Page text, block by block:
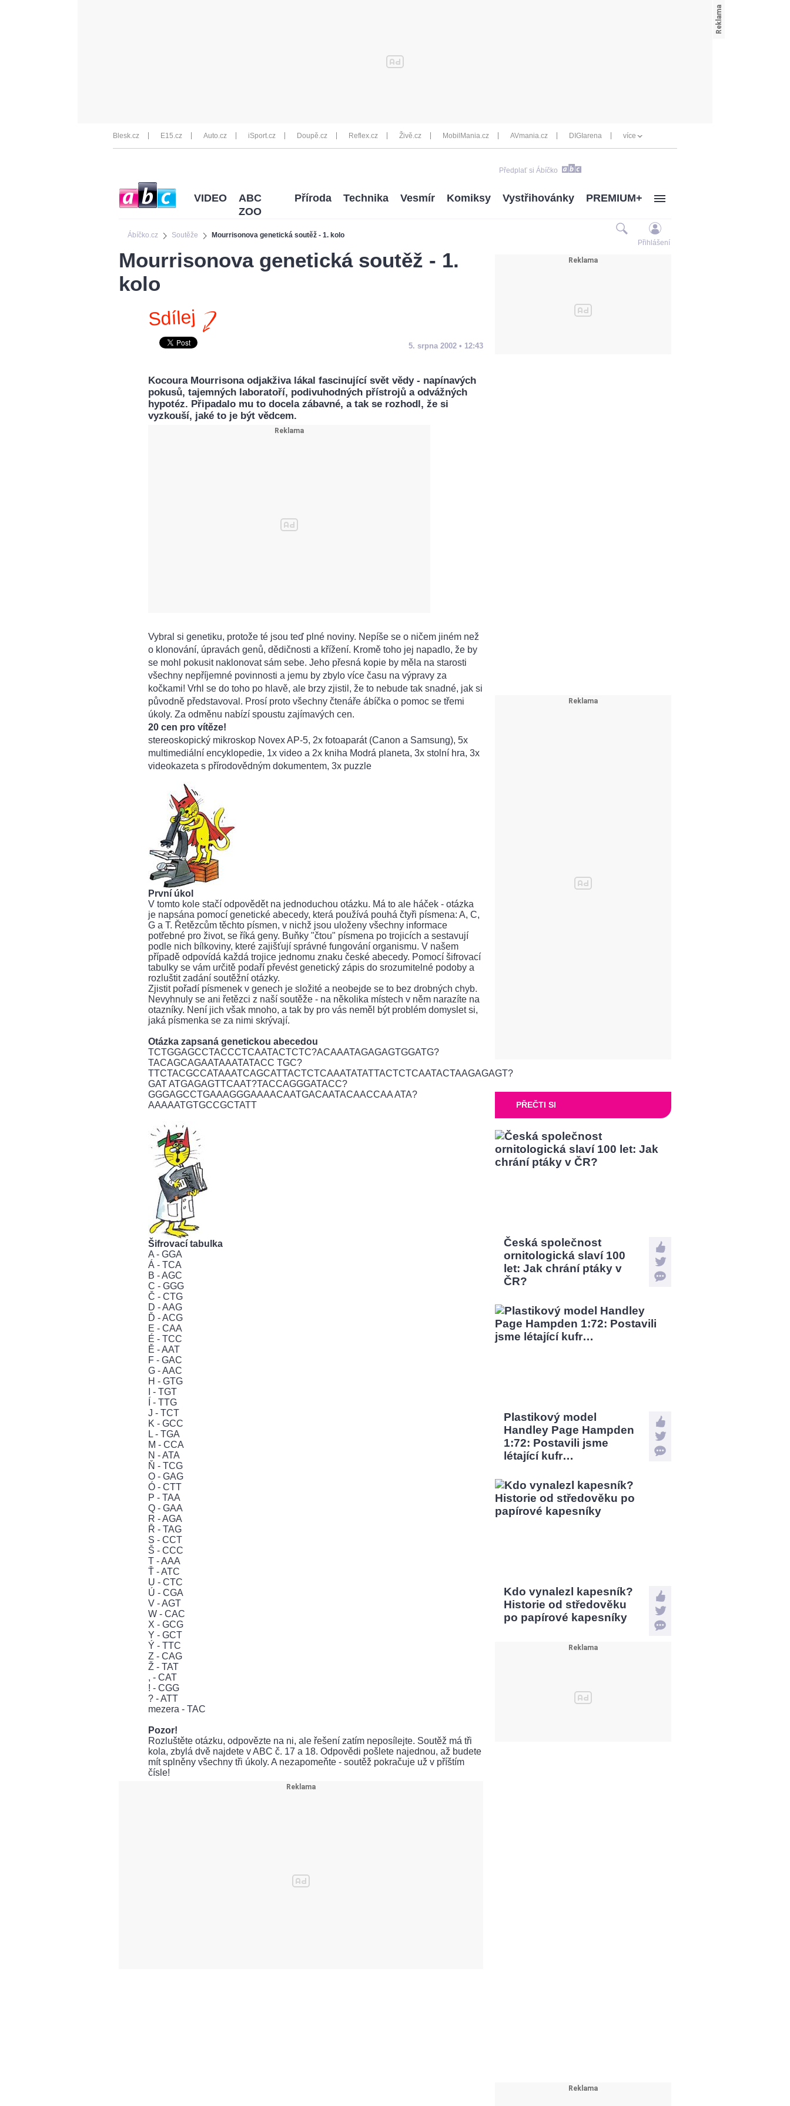
Blesk.cz E15.cz Auto.cz iSport.cz Doupě.cz Reflex.cz Živě.cz MobilMania.cz AVmania.cz DIGIarena více
Předplať si Ábíčko
Ábíčko.cz Soutěže Mourrisonova genetická soutěž - 1. kolo
VIDEO
ABC
ZOO
Příroda Technika Vesmír Komiksy Vystřihovánky PREMIUM+
Přihlášení
Mourrisonova genetická soutěž - 1.
kolo
Sdílej
5. srpna 2002 • 12:43
Kocoura Mourrisona odjakživa lákal fascinující svět vědy - napínavých
pokusů, tajemných laboratoří, podivuhodných přístrojů a odvážných
hypotéz. Připadalo mu to docela zábavné, a tak se rozhodl, že si
vyzkouší, jaké to je být vědcem.
Vybral si genetiku, protože té jsou teď plné noviny. Nepíše se o ničem jiném než
o klonování, úpravách genů, dědičnosti a křížení. Kromě toho jej napadlo, že by
se mohl pokusit naklonovat sám sebe. Jeho přesná kopie by měla na starosti
všechny nepříjemné povinnosti a jemu by zbylo více času na výpravy za
kočkami! Vrhl se do toho po hlavě, ale brzy zjistil, že to nebude tak snadné, jak si
původně představoval. Prosí proto všechny čtenáře ábíčka o pomoc se třemi
úkoly. Za odměnu nabízí spoustu zajímavých cen.
20 cen pro vítěze!
stereoskopický mikroskop Novex AP-5, 2x fotoaparát (Canon a Samsung), 5x
multimediální encyklopedie, 1x video a 2x kniha Modrá planeta, 3x stolní hra, 3x
videokazeta s přírodovědným dokumentem, 3x puzzle
První úkol
V tomto kole stačí odpovědět na jednoduchou otázku. Má to ale háček - otázka
je napsána pomocí genetické abecedy, která používá pouhá čtyři písmena: A, C,
G a T. Řetězcům těchto písmen, v nichž jsou uloženy všechny informace
potřebné pro život, se říká geny. Buňky "čtou" písmena po trojicích a sestavují
podle nich bílkoviny, které zajišťují správné fungování organismu. V našem
případě odpovídá každá trojice jednomu znaku české abecedy. Pomocí šifrovací
tabulky se vám určitě podaří převést genetický zápis do srozumitelné podoby a
rozluštit zadání soutěžní otázky.
Zjistit pořadí písmenek v genech je složité a neobejde se to bez drobných chyb.
Nevyhnuly se ani řetězci z naší soutěže - na několika místech v něm narazíte na
otazníky. Není jich však mnoho, a tak by pro vás neměl být problém domyslet si,
jaká písmenka se za nimi skrývají.
Otázka zapsaná genetickou abecedou
TCTGGAGCCTACCCTCAATACTCTC?ACAAATAGAGAGTGGATG?
TACAGCAGAATAAATATACC TGC?
TTCTACGCCATAAATCAGCATTACTCTCAAATATATTACTCTCAATACTAAGAGAGT?
GAT ATGAGAGTTCAAT?TACCAGGGATACC?
GGGAGCCTGAAAGGGAAAACAATGACAATACAACCAA ATA?
AAAAATGTGCCGCTATT
Šifrovací tabulka
A - GGA
Á - TCA
B - AGC
C - GGG
Č - CTG
D - AAG
Ď - ACG
E - CAA
É - TCC
Ě - AAT
F - GAC
G - AAC
H - GTG
I - TGT
Í - TTG
J - TCT
K - GCC
L - TGA
M - CCA
N - ATA
Ň - TCG
O - GAG
Ó - CTT
P - TAA
Q - GAA
R - AGA
Ř - TAG
S - CCT
Š - CCC
T - AAA
Ť - ATC
U - CTC
Ú - CGA
V - AGT
W - CAC
X - GCG
Y - GCT
Ý - TTC
Z - CAG
Ž - TAT
, - CAT
! - CGG
? - ATT
mezera - TAC
Pozor!
Rozluštěte otázku, odpovězte na ni, ale řešení zatím neposílejte. Soutěž má tři
kola, zbylá dvě najdete v ABC č. 17 a 18. Odpovědi pošlete najednou, až budete
mít splněny všechny tři úkoly. A nezapomeňte - soutěž pokračuje už v příštím
čísle!
PŘEČTI SI
Česká společnost
ornitologická slaví 100
let: Jak chrání ptáky v
ČR?
Plastikový model
Handley Page Hampden
1:72: Postavili jsme
létající kufr…
Kdo vynalezl kapesník?
Historie od středověku
po papírové kapesníky